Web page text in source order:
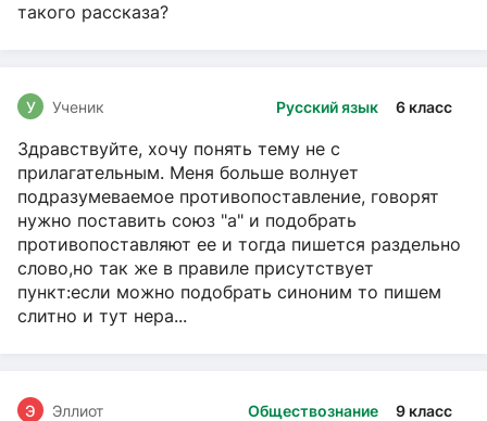
такого рассказа?
Русский язык 6 класс
У Ученик
Здравствуйте, хочу понять тему не с
прилагательным. Меня больше волнует
подразумеваемое противопоставление, говорят
нужно поставить союз "а" и подобрать
противопоставляют ее и тогда пишется раздельно
слово,но так же в правиле присутствует
пункт:если можно подобрать синоним то пишем
слитно и тут нера...
Обществознание 9 класс
Э Эллиот